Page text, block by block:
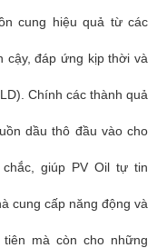
cung hiệu quả từ các
cậy, đáp ứng kịp thời và
Chính các thành quả
dầu thô đầu vào cho
giúp PV Oil tự tin
cung cấp năng động và
mà còn cho những